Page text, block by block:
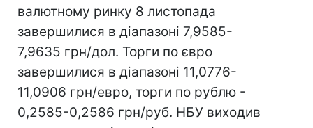
валютному ринку 8 листопада
завершилися в діапазоні 7,9585-
7,9635 грн/дол. Торги по євро
завершилися в діапазоні 11,0776-
11,0906 грн/евро, торги по рублю -
0,2585-0,2586 грн/руб. НБУ виходив